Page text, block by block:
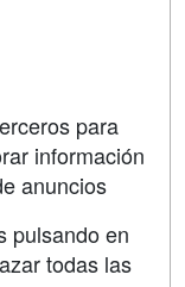
para
información
anuncios
pulsando en
todas las